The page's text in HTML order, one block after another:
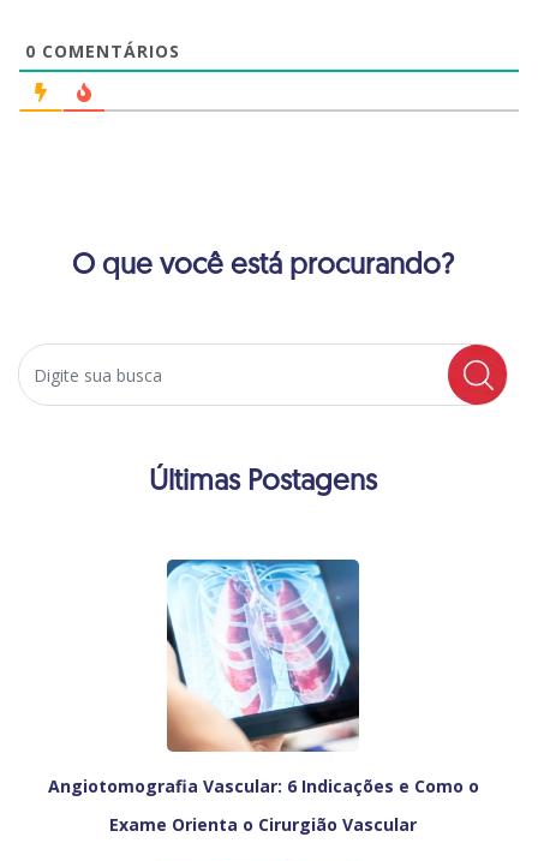
0 COMENTÁRIOS
O que você está procurando?
Search
Últimas Postagens
Angiotomografia Vascular: 6 Indicações e Como o
Exame Orienta o Cirurgião Vascular